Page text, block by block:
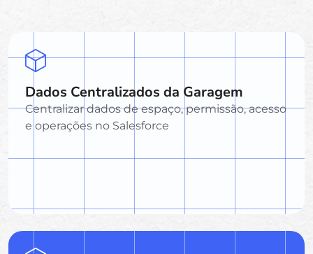
Dados Centralizados da Garagem
Centralizar dados de espaço, permissão, acesso
e operações no Salesforce